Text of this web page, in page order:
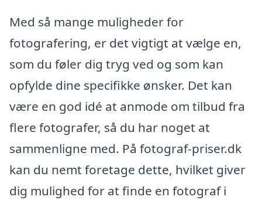
Med så mange muligheder for
fotografering, er det vigtigt at vælge en,
som du føler dig tryg ved og som kan
opfylde dine specifikke ønsker. Det kan
være en god idé at anmode om tilbud fra
flere fotografer, så du har noget at
sammenligne med. På fotograf-priser.dk
kan du nemt foretage dette, hvilket giver
dig mulighed for at finde en fotograf i